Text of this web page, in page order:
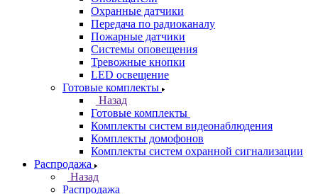
Охранные датчики
Передача по радиоканалу
Пожарные датчики
Системы оповещения
Тревожные кнопки
LED освещение
Готовые комплекты
Назад
Готовые комплекты
Комплекты систем видеонаблюдения
Комплекты домофонов
Комплекты систем охранной сигнализации
Распродажа
Назад
Распродажа